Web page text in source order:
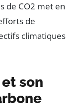
de CO2 met en
de
climatiques
son